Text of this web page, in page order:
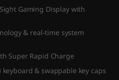
Gaming Display with
& real-time system
Super Rapid Charge
keyboard & swappable key caps